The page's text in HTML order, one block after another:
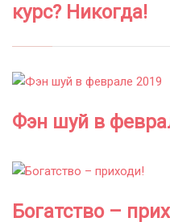
курс? Никогда!
Фэн шуй в
Богатство –